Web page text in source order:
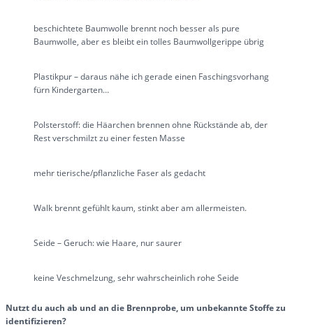
beschichtete Baumwolle brennt noch besser als pure
Baumwolle, aber es bleibt ein tolles Baumwollgerippe übrig
Plastikpur – daraus nähe ich gerade einen Faschingsvorhang
fürn Kindergarten…
Polsterstoff: die Häarchen brennen ohne Rückstände ab, der
Rest verschmilzt zu einer festen Masse
mehr tierische/pflanzliche Faser als gedacht
Walk brennt gefühlt kaum, stinkt aber am allermeisten.
Seide – Geruch: wie Haare, nur saurer
keine Veschmelzung, sehr wahrscheinlich rohe Seide
Nutzt du auch ab und an die Brennprobe, um unbekannte Stoffe zu
identifizieren?